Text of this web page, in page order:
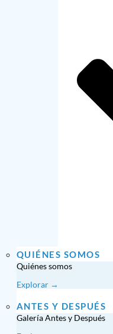
QUIÉNES SOMOS
Quiénes somos
Explorar →
ANTES Y DESPUÉS
Galería Antes y Después